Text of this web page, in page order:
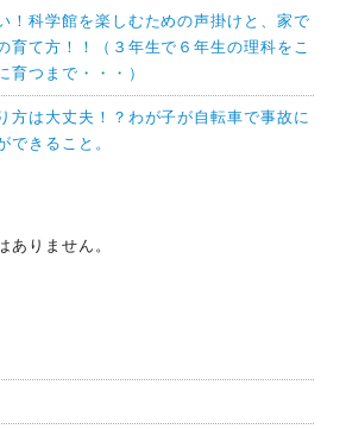
！科学館を楽しむための声掛けと、家で
育て方！！（３年生で６年生の理科をこ
育つまで・・・）
方は大丈夫！？わが子が自転車で事故に
できること。
ありません。